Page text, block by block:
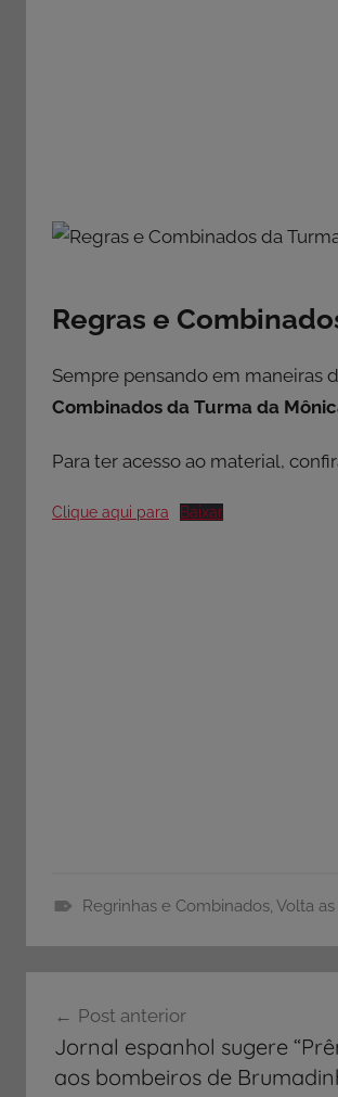
Regras e
Sempre pensando em maneiras
Combinados da Turma da
Para ter acesso ao material,
Clique aqui para Baixar
n
Regrinhas e Combinados, Volta
de
Post
Post anterior
Jornal espanhol sugere
aos bombeiros de